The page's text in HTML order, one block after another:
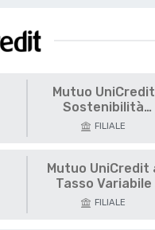
Mutuo UniCredit
Sostenibilità
Energetica
FILIALE
Mutuo UniCredit
Tasso Variabile
FILIALE